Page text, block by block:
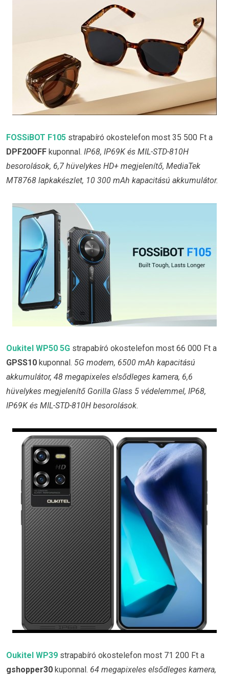
FOSSiBOT F105 strapabíró okostelefon most 35 500 Ft a
DPF20OFF kuponnal. IP68, IP69K és MIL-STD-810H
besorolások, 6,7 hüvelykes HD+ megjelenítő, MediaTek
MT8768 lapkakészlet, 10 300 mAh kapacitású akkumulátor.
Oukitel WP50 5G strapabíró okostelefon most 66 000 Ft a
GPSS10 kuponnal. 5G modem, 6500 mAh kapacitású
akkumulátor, 48 megapixeles elsődleges kamera, 6,6
hüvelykes megjelenítő Gorilla Glass 5 védelemmel, IP68,
IP69K és MIL-STD-810H besorolások.
Oukitel WP39 strapabíró okostelefon most 71 200 Ft a
gshopper30 kuponnal. 64 megapixeles elsődleges kamera,